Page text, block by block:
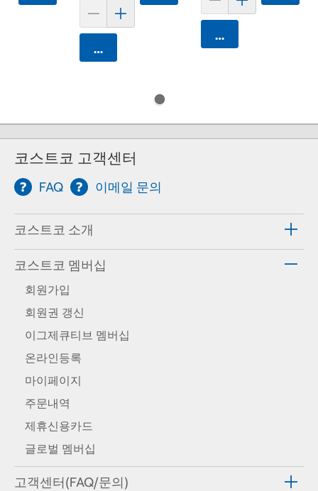
카트에 담기
카트에 담기
코스트코 고객센터
FAQ 이메일 문의
코스트코 소개
코스트코 멤버십
회원가입
회원권 갱신
이그제큐티브 멤버십
온라인등록
마이페이지
주문내역
제휴신용카드
글로벌 멤버십
고객센터(FAQ/문의)